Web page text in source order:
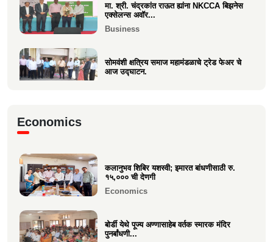
मा. श्री. चंद्रकांत राऊत ह्यांना NKCCA बिझनेस
एक्सेलन्स अवॉर...
Business
सोमवंशी क्षत्रिय समाज महामंडळाचे ट्रेड फेअर चे
आज उद्घाटन.
वक्रतुंड ऍग्रो याचे उद्घाटन, माहीम
Business
Economics
कलानुभव शिबिर यशस्वी; इमारत बांधणीसाठी रु.
१५,००० ची देणगी
Economics
बोर्डी येथे पूज्य अण्णासाहेब वर्तक स्मारक मंदिर
पुनर्बांधणी...